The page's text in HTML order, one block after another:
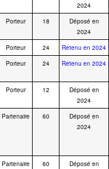
2024
Porteur 18
Déposé en
2024
Porteur 24
Retenu en 2024
Porteur 24 Retenu en 2024
Porteur 12
Déposé en
2024
Partenaire 60
Déposé en
2024
Partenaire 60
Déposé en